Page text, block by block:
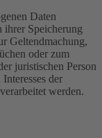
Daten
ihrer Speicherung
Geltendmachung,
oder zum
juristischen Person
der
werden.